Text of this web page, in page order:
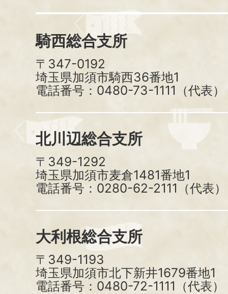
騎西総合支所
〒347-0192
埼玉県加須市騎西36番地1
電話番号：0480-73-1111（代表）
北川辺総合支所
〒349-1292
埼玉県加須市麦倉1481番地1
電話番号：0280-62-2111（代表）
大利根総合支所
〒349-1193
埼玉県加須市北下新井1679番地1
電話番号：0480-72-1111（代表）